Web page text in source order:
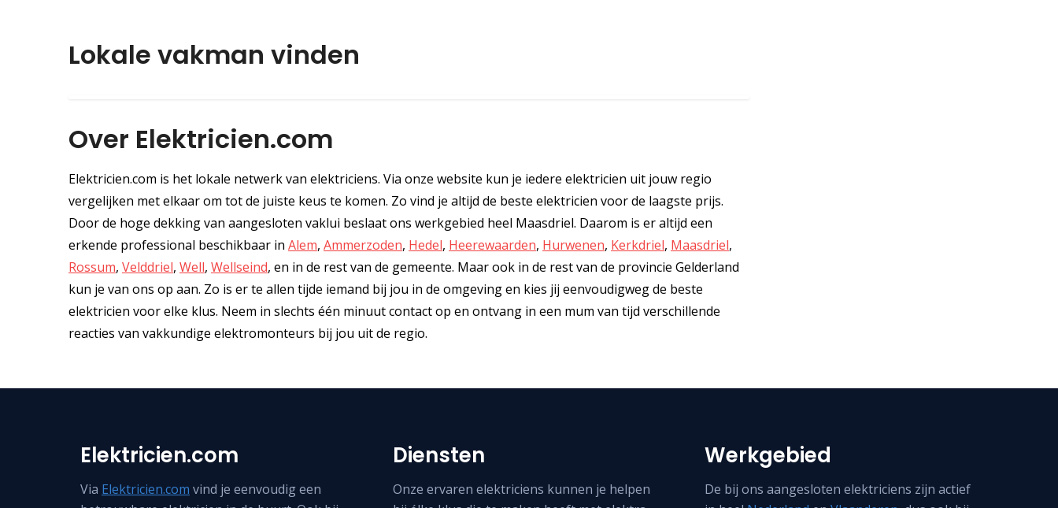
Lokale vakman vinden
Over Elektricien.com
Elektricien.com is het lokale netwerk van elektriciens. Via onze website kun je iedere elektricien uit jouw regio
vergelijken met elkaar om tot de juiste keus te komen. Zo vind je altijd de beste elektricien voor de laagste prijs.
Door de hoge dekking van aangesloten vaklui beslaat ons werkgebied heel Maasdriel. Daarom is er altijd een
erkende professional beschikbaar in Alem, Ammerzoden, Hedel, Heerewaarden, Hurwenen, Kerkdriel, Maasdriel,
Rossum, Velddriel, Well, Wellseind, en in de rest van de gemeente. Maar ook in de rest van de provincie Gelderland
kun je van ons op aan. Zo is er te allen tijde iemand bij jou in de omgeving en kies jij eenvoudigweg de beste
elektricien voor elke klus. Neem in slechts één minuut contact op en ontvang in een mum van tijd verschillende
reacties van vakkundige elektromonteurs bij jou uit de regio.
Elektricien.com
Via Elektricien.com vind je eenvoudig een
Diensten
Onze ervaren elektriciens kunnen je helpen
Werkgebied
De bij ons aangesloten elektriciens zijn actief